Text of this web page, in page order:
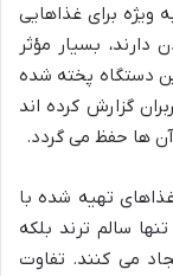
ویژه برای غذاهایی
بسیار مؤثر
دستگاه پخته شده
گزارش کرده اند
ها حفظ می گردد.
تهیه شده با
سالم ترند بلکه
می کنند. تفاوت